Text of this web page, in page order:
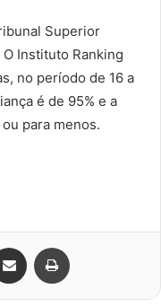
Superior
Instituto Ranking
no período de 16 a
é de 95% e a
para menos.
Compartilhar via e-mail